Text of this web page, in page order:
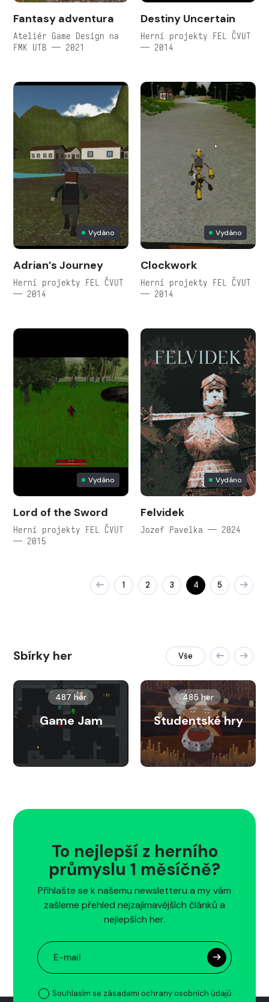
Fantasy adventura
Ateliér Game Design na
FMK UTB — 2021
Destiny Uncertain
Herní projekty FEL ČVUT
— 2014
Vydáno
Adrian’s Journey
Herní projekty FEL ČVUT
— 2014
Vydáno
Clockwork
Herní projekty FEL ČVUT
— 2014
Vydáno
Lord of the Sword
Herní projekty FEL ČVUT
— 2015
Vydáno
Felvidek
Jozef Pavelka — 2024
1 2 3 4 5
Sbírky her Vše
487 her
Game Jam
485 her
Studentské hry
To nejlepší z herního
průmyslu 1 měsíčně?
Přihlašte se k našemu newsletteru a my vám
zašleme přehled nejzajímavějších článků a
nejlepších her.
Souhlasím se zásadami ochrany osobních údajů